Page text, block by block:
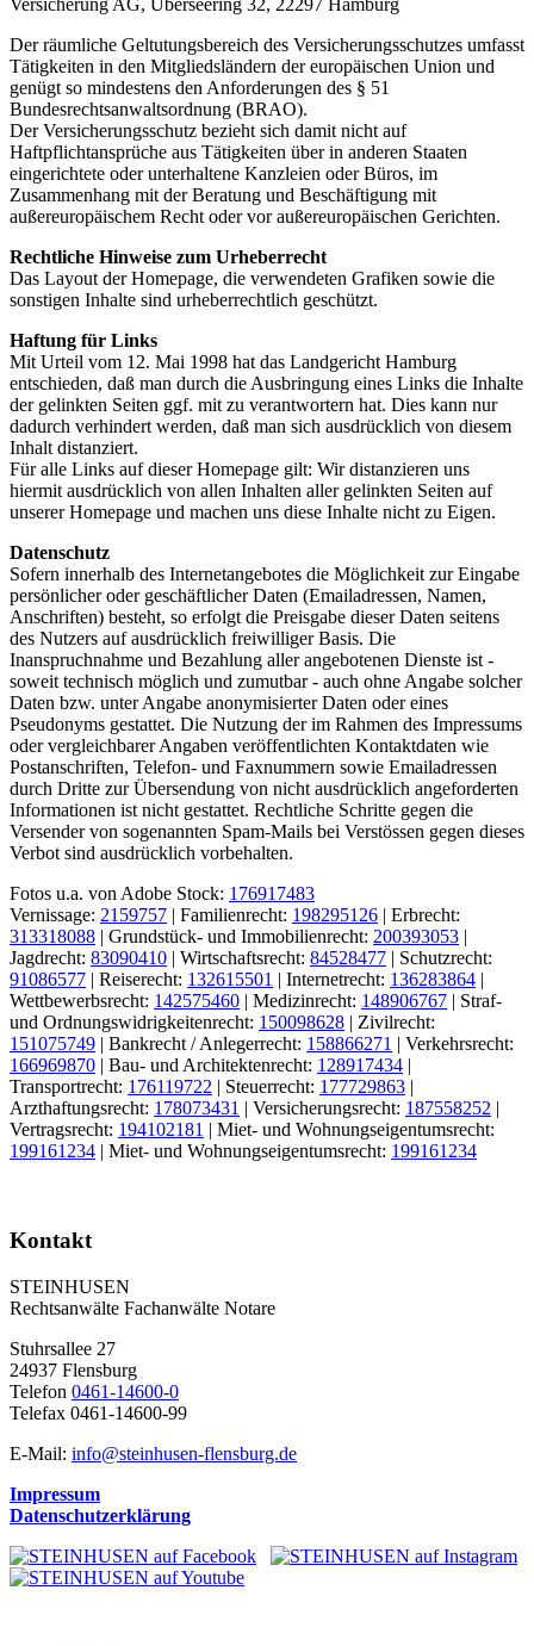
Versicherung AG, Überseering 32, 22297 Hamburg
Der räumliche Geltutungsbereich des Versicherungsschutzes umfasst
Tätigkeiten in den Mitgliedsländern der europäischen Union und
genügt so mindestens den Anforderungen des § 51
Bundesrechtsanwaltsordnung (BRAO).
Der Versicherungsschutz bezieht sich damit nicht auf
Haftpflichtansprüche aus Tätigkeiten über in anderen Staaten
eingerichtete oder unterhaltene Kanzleien oder Büros, im
Zusammenhang mit der Beratung und Beschäftigung mit
außereuropäischem Recht oder vor außereuropäischen Gerichten.
Rechtliche Hinweise zum Urheberrecht
Das Layout der Homepage, die verwendeten Grafiken sowie die
sonstigen Inhalte sind urheberrechtlich geschützt.
Haftung für Links
Mit Urteil vom 12. Mai 1998 hat das Landgericht Hamburg
entschieden, daß man durch die Ausbringung eines Links die Inhalte
der gelinkten Seiten ggf. mit zu verantwortern hat. Dies kann nur
dadurch verhindert werden, daß man sich ausdrücklich von diesem
Inhalt distanziert.
Für alle Links auf dieser Homepage gilt: Wir distanzieren uns
hiermit ausdrücklich von allen Inhalten aller gelinkten Seiten auf
unserer Homepage und machen uns diese Inhalte nicht zu Eigen.
Datenschutz
Sofern innerhalb des Internetangebotes die Möglichkeit zur Eingabe
persönlicher oder geschäftlicher Daten (Emailadressen, Namen,
Anschriften) besteht, so erfolgt die Preisgabe dieser Daten seitens
des Nutzers auf ausdrücklich freiwilliger Basis. Die
Inanspruchnahme und Bezahlung aller angebotenen Dienste ist -
soweit technisch möglich und zumutbar - auch ohne Angabe solcher
Daten bzw. unter Angabe anonymisierter Daten oder eines
Pseudonyms gestattet. Die Nutzung der im Rahmen des Impressums
oder vergleichbarer Angaben veröffentlichten Kontaktdaten wie
Postanschriften, Telefon- und Faxnummern sowie Emailadressen
durch Dritte zur Übersendung von nicht ausdrücklich angeforderten
Informationen ist nicht gestattet. Rechtliche Schritte gegen die
Versender von sogenannten Spam-Mails bei Verstössen gegen dieses
Verbot sind ausdrücklich vorbehalten.
Fotos u.a. von Adobe Stock: 176917483
Vernissage: 2159757 | Familienrecht: 198295126 | Erbrecht:
313318088 | Grundstück- und Immobilienrecht: 200393053 |
Jagdrecht: 83090410 | Wirtschaftsrecht: 84528477 | Schutzrecht:
91086577 | Reiserecht: 132615501 | Internetrecht: 136283864 |
Wettbewerbsrecht: 142575460 | Medizinrecht: 148906767 | Straf-
und Ordnungswidrigkeitenrecht: 150098628 | Zivilrecht:
151075749 | Bankrecht / Anlegerrecht: 158866271 | Verkehrsrecht:
166969870 | Bau- und Architektenrecht: 128917434 |
Transportrecht: 176119722 | Steuerrecht: 177729863 |
Arzthaftungsrecht: 178073431 | Versicherungsrecht: 187558252 |
Vertragsrecht: 194102181 | Miet- und Wohnungseigentumsrecht:
199161234 | Miet- und Wohnungseigentumsrecht: 199161234
Kontakt
STEINHUSEN
Rechtsanwälte Fachanwälte Notare
Stuhrsallee 27
24937 Flensburg
Telefon 0461-14600-0
Telefax 0461-14600-99
E-Mail: info@steinhusen-flensburg.de
Impressum
Datenschutzerklärung